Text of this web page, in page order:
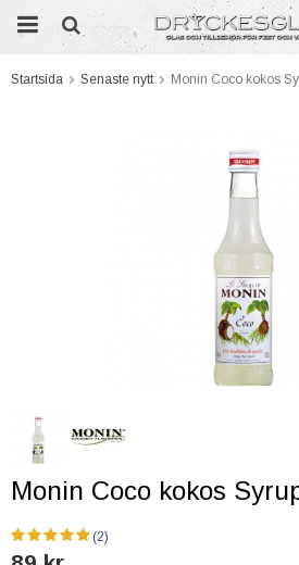
Startsida Senaste nytt Monin Coco kokos
Monin Coco kokos
(2)